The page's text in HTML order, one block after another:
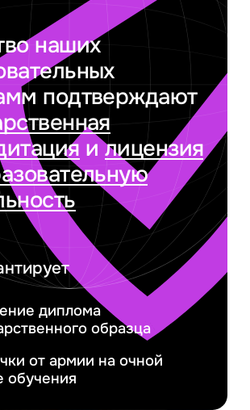
наших
подтверждают
илицензия
диплома
образца
от армии на очной
обучения